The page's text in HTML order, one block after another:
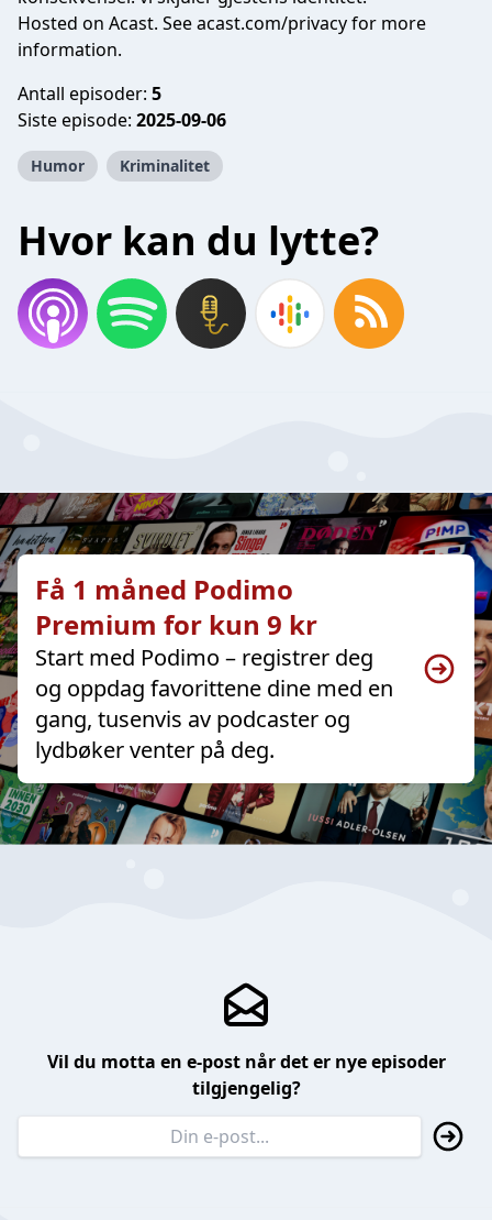
Hosted on Acast. Seeacast.com/privacyfor more
information.
Antall episoder: 5
Siste episode: 2025-09-06
Humor Kriminalitet
Hvor kan du lytte?
Få 1 måned Podimo
Premium for kun 9 kr
Start med Podimo – registrer deg
og oppdag favorittene dine med en
gang, tusenvis av podcaster og
lydbøker venter på deg.
Vil du motta en e-post når det er nye episoder
tilgjengelig?